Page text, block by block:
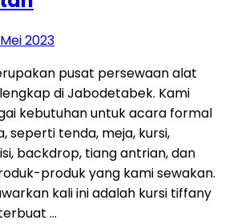
2023
pusat persewaan alat
di Jabodetabek. Kami
kebutuhan untuk acara formal
seperti tenda, meja, kursi,
backdrop, tiang antrian, dan
produk yang kami sewakan.
kali ini adalah kursi tiffany
…